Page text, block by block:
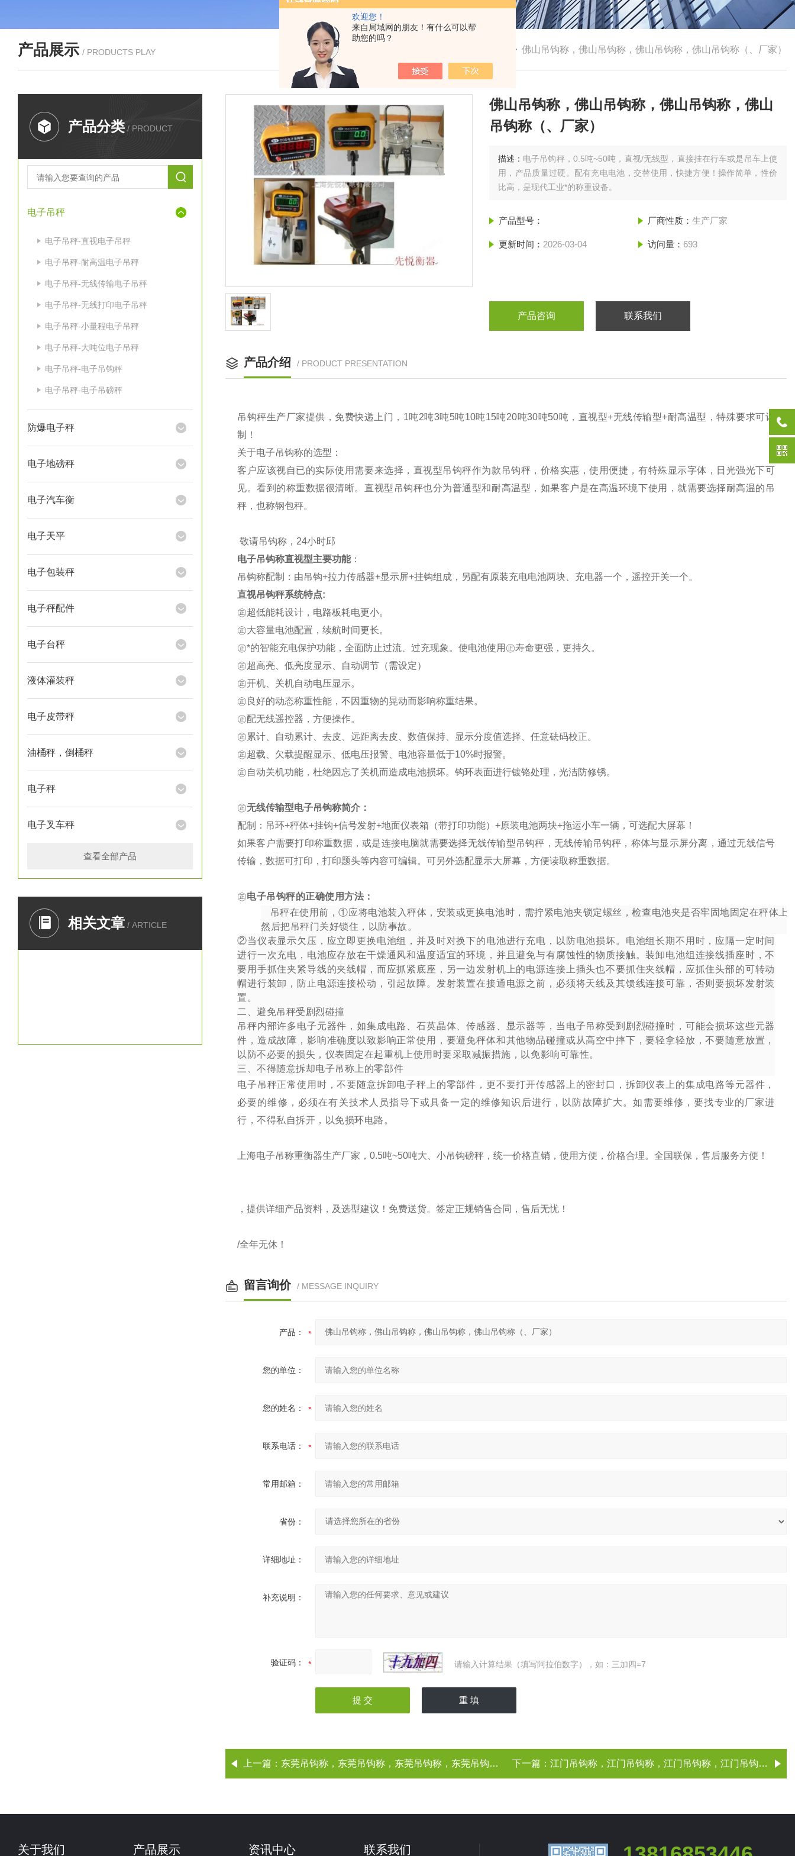
欢迎您！
来自局域网的朋友！有什么可以帮
助您的吗？
产品展示 / PRODUCTS PLAY > > > 佛山吊钩称，佛山吊钩称，佛山吊钩称，佛山吊钩称（、厂家）
产品分类 / PRODUCT
电子吊秤
电子吊秤-直视电子吊秤
电子吊秤-耐高温电子吊秤
电子吊秤-无线传输电子吊秤
电子吊秤-无线打印电子吊秤
电子吊秤-小量程电子吊秤
电子吊秤-大吨位电子吊秤
电子吊秤-电子吊钩秤
电子吊秤-电子吊磅秤
防爆电子秤
电子地磅秤
电子汽车衡
电子天平
电子包装秤
电子秤配件
电子台秤
液体灌装秤
电子皮带秤
油桶秤，倒桶秤
电子秤
电子叉车秤
查看全部产品
相关文章 / ARTICLE
佛山吊钩称，佛山吊钩称，佛山吊钩称，佛山
吊钩称（、厂家）
描述： 电子吊钩秤，0.5吨~50吨，直视/无线型，直接挂在行车或是吊车上使
用，产品质量过硬。配有充电电池，交替使用，快捷方便！操作简单，性价
比高，是现代工业*的称重设备。
产品型号： 厂商性质： 生产厂家
更新时间： 2026-03-04 访问量： 693
产品咨询 联系我们
产品介绍 / PRODUCT PRESENTATION
吊钩秤生产厂家提供，免费快递上门，1吨2吨3吨5吨10吨15吨20吨30吨50吨，直视型+无线传输型+耐高温型，特殊要求可订
制！
关于电子吊钩称的选型：
客户应该视自已的实际使用需要来选择，直视型吊钩秤作为款吊钩秤，价格实惠，使用便捷，有特殊显示字体，日光强光下可
见。看到的称重数据很清晰。直视型吊钩秤也分为普通型和耐高温型，如果客户是在高温环境下使用，就需要选择耐高温的吊
秤，也称钢包秤。
敬请吊钩称，24小时邱
电子吊钩称直视型主要功能：
吊钩称配制：由吊钩+拉力传感器+显示屏+挂钩组成，另配有原装充电电池两块、充电器一个，遥控开关一个。
直视吊钩秤系统特点:
㊣超低能耗设计，电路板耗电更小。
㊣大容量电池配置，续航时间更长。
㊣*的智能充电保护功能，全面防止过流、过充现象。使电池使用㊣寿命更强，更持久。
㊣超高亮、低亮度显示、自动调节（需设定）
㊣开机、关机自动电压显示。
㊣良好的动态称重性能，不因重物的晃动而影响称重结果。
㊣配无线遥控器，方便操作。
㊣累计、自动累计、去皮、远距离去皮、数值保持、显示分度值选择、任意砝码校正。
㊣超载、欠载提醒显示、低电压报警、电池容量低于10%时报警。
㊣自动关机功能，杜绝因忘了关机而造成电池损坏。钩环表面进行镀铬处理，光洁防修锈。
㊣无线传输型电子吊钩称简介：
配制：吊环+秤体+挂钩+信号发射+地面仪表箱（带打印功能）+原装电池两块+拖运小车一辆，可选配大屏幕！
如果客户需要打印称重数据，或是连接电脑就需要选择无线传输型吊钩秤，无线传输吊钩秤，称体与显示屏分离，通过无线信号
传输，数据可打印，打印题头等内容可编辑。可另外选配显示大屏幕，方便读取称重数据。
㊣电子吊钩秤的正确使用方法：
吊秤在使用前，①应将电池装入秤体，安装或更换电池时，需拧紧电池夹锁定螺丝，检查电池夹是否牢固地固定在秤体上
然后把吊秤门关好锁住，以防事故。
②当仪表显示欠压，应立即更换电池组，并及时对换下的电池进行充电，以防电池损坏。电池组长期不用时，应隔一定时间
进行一次充电，电池应存放在干燥通风和温度适宜的环境，并且避免与有腐蚀性的物质接触。装卸电池组连接线插座时，不
要用手抓住夹紧导线的夹线帽，而应抓紧底座，另一边发射机上的电源连接上插头也不要抓住夹线帽，应抓住头部的可转动
帽进行装卸，防止电源连接松动，引起故障。发射装置在接通电源之前，必须将天线及其馈线连接可靠，否则要损坏发射装
置。
二、避免吊秤受剧烈碰撞
吊秤内部许多电子元器件，如集成电路、石英晶体、传感器、显示器等，当电子吊称受到剧烈碰撞时，可能会损坏这些元器
件，造成故障，影响准确度以致影响正常使用，要避免秤体和其他物品碰撞或从高空中摔下，要轻拿轻放，不要随意放置，
以防不必要的损失，仪表固定在起重机上使用时要采取减振措施，以免影响可靠性。
三、不得随意拆却电子吊称上的零部件
电子吊秤正常使用时，不要随意拆卸电子秤上的零部件，更不要打开传感器上的密封口，拆卸仪表上的集成电路等元器件，
必要的维修，必须在有关技术人员指导下或具备一定的维修知识后进行，以防故障扩大。如需要维修，要找专业的厂家进
行，不得私自拆开，以免损环电路。
上海电子吊称重衡器生产厂家，0.5吨~50吨大、小吊钩磅秤，统一价格直销，使用方便，价格合理。全国联保，售后服务方便！
，提供详细产品资料，及选型建议！免费送货。签定正规销售合同，售后无忧！
/全年无休！
留言询价 / MESSAGE INQUIRY
产品：
您的单位：
您的姓名：
联系电话：
常用邮箱：
省份：
详细地址：
补充说明：
验证码： 请输入计算结果（填写阿拉伯数字），如：三加四=7
上一篇： 东莞吊钩称，东莞吊钩称，东莞吊钩称，东莞吊钩称（、厂家） 下一篇： 江门吊钩称，江门吊钩称，江门吊钩称，江门吊钩称（、厂家）
关于我们 产品展示 资讯中心 联系我们